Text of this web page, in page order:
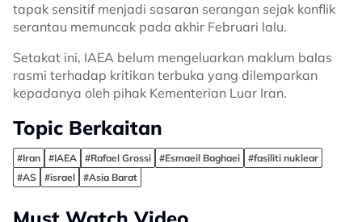
tapak sensitif menjadi sasaran serangan sejak konflik
serantau memuncak pada akhir Februari lalu.
Setakat ini, IAEA belum mengeluarkan maklum balas
rasmi terhadap kritikan terbuka yang dilemparkan
kepadanya oleh pihak Kementerian Luar Iran.
Topic Berkaitan
#Iran #IAEA #Rafael Grossi #Esmaeil Baghaei
#fasiliti nuklear
#AS
#israel #Asia Barat